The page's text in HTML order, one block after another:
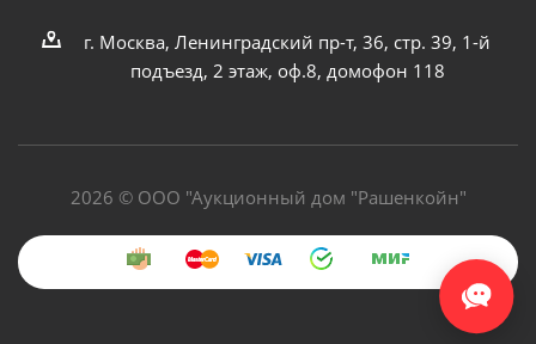
г. Москва, Ленинградский пр-т, 36, стр. 39, 1-й
подъезд, 2 этаж, оф.8, домофон 118
2026 © ООО "Аукционный дом "Рашенкойн"